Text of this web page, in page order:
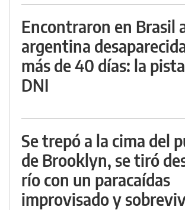
Encontraron en Brasil
argentina
más de 40 días: la
DNI
Se trepó a la cima del
de Brooklyn, se tiró
río con un paracaídas
improvisado y